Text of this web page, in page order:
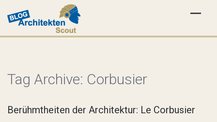
Tag Archive: Corbusier
Berühmtheiten der Architektur: Le Corbusier